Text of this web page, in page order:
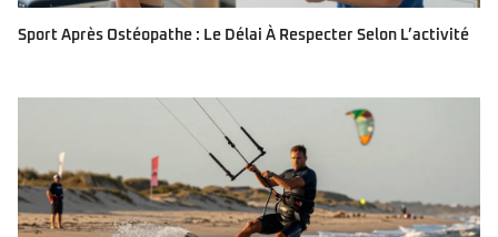
Sport Après Ostéopathe : Le Délai À Respecter Selon L’activité